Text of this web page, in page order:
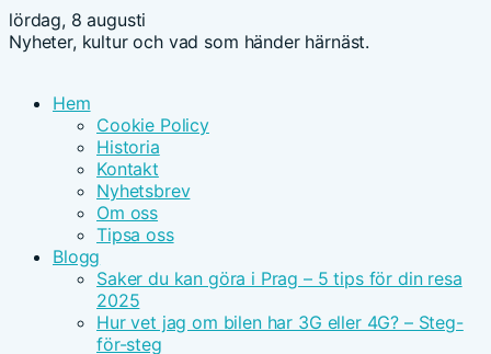
lördag, 8 augusti
Nyheter, kultur och vad som händer härnäst.
Hem
Cookie Policy
Historia
Kontakt
Nyhetsbrev
Om oss
Tipsa oss
Blogg
Saker du kan göra i Prag – 5 tips för din resa
2025
Hur vet jag om bilen har 3G eller 4G? – Steg-
för-steg